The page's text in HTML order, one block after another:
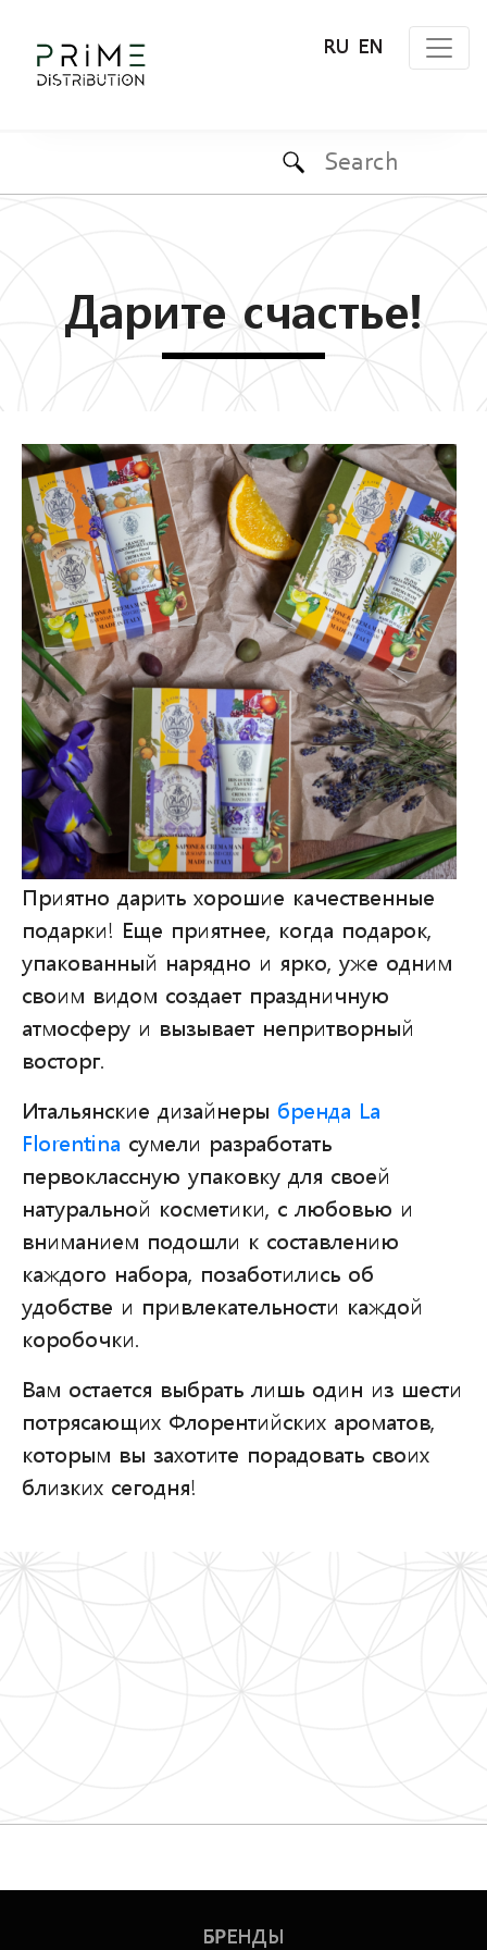
RU EN
Дарите счастье!
Приятно дарить хорошие качественные
подарки! Еще приятнее, когда подарок,
упакованный нарядно и ярко, уже одним
своим видом создает праздничную
атмосферу и вызывает непритворный
восторг.
Итальянские дизайнеры бренда La
Florentina сумели разработать
первоклассную упаковку для своей
натуральной косметики, с любовью и
вниманием подошли к составлению
каждого набора, позаботились об
удобстве и привлекательности каждой
коробочки.
Вам остается выбрать лишь один из шести
потрясающих Флорентийских ароматов,
которым вы захотите порадовать своих
близких сегодня!
БРЕНДЫ